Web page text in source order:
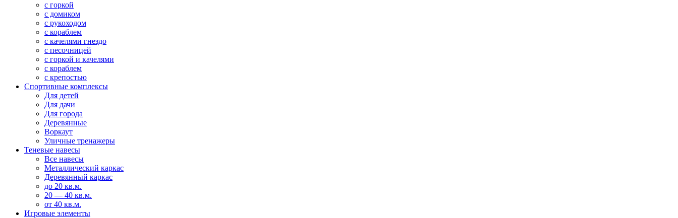
с горкой
с домиком
с рукоходом
с кораблем
с качелями гнездо
с песочницей
с горкой и качелями
с кораблем
с крепостью
Спортивные комплексы
Для детей
Для дачи
Для города
Деревянные
Воркаут
Уличные тренажеры
Теневые навесы
Все навесы
Металлический каркас
Деревянный каркас
до 20 кв.м.
20 — 40 кв.м.
от 40 кв.м.
Игровые элементы